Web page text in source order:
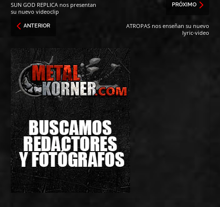
SUN GOD REPLICA nos presentan
su nuevo videoclip
ANTERIOR
PRÓXIMO
ATROPAS nos enseñan su nuevo
lyric-video